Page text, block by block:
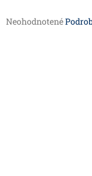
Priemerné
Neohodnotené